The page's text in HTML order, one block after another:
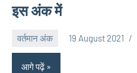
पत्रिका
मंच'
प्रकाशन
इस अंक में
वर्तमान अंक 19 August 2021
आगे पढ़ें